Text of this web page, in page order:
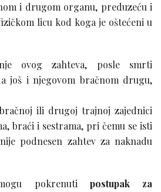
i drugom organu, preduzeću i
licu kod koga je oštećeni u
ovog zahteva, posle smrti
još i njegovom bračnom drugu,
ili drugoj trajnoj zajednici
braći i sestrama, pri čemu se isti
podnesen zahtev za naknadu
pokrenuti postupak za